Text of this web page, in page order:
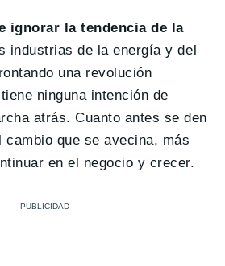
ignorar la tendencia de la
industrias de la energía y del
una revolución
ninguna intención de
atrás. Cuanto antes se den
cambio que se avecina, más
en el negocio y crecer.